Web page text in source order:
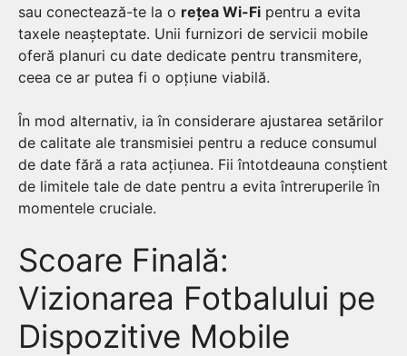
sau conectează-te la o rețea Wi-Fi pentru a evita
taxele neașteptate. Unii furnizori de servicii mobile
oferă planuri cu date dedicate pentru transmitere,
ceea ce ar putea fi o opțiune viabilă.
În mod alternativ, ia în considerare ajustarea setărilor
de calitate ale transmisiei pentru a reduce consumul
de date fără a rata acțiunea. Fii întotdeauna conștient
de limitele tale de date pentru a evita întreruperile în
momentele cruciale.
Scoare Finală:
Vizionarea Fotbalului pe
Dispozitive Mobile